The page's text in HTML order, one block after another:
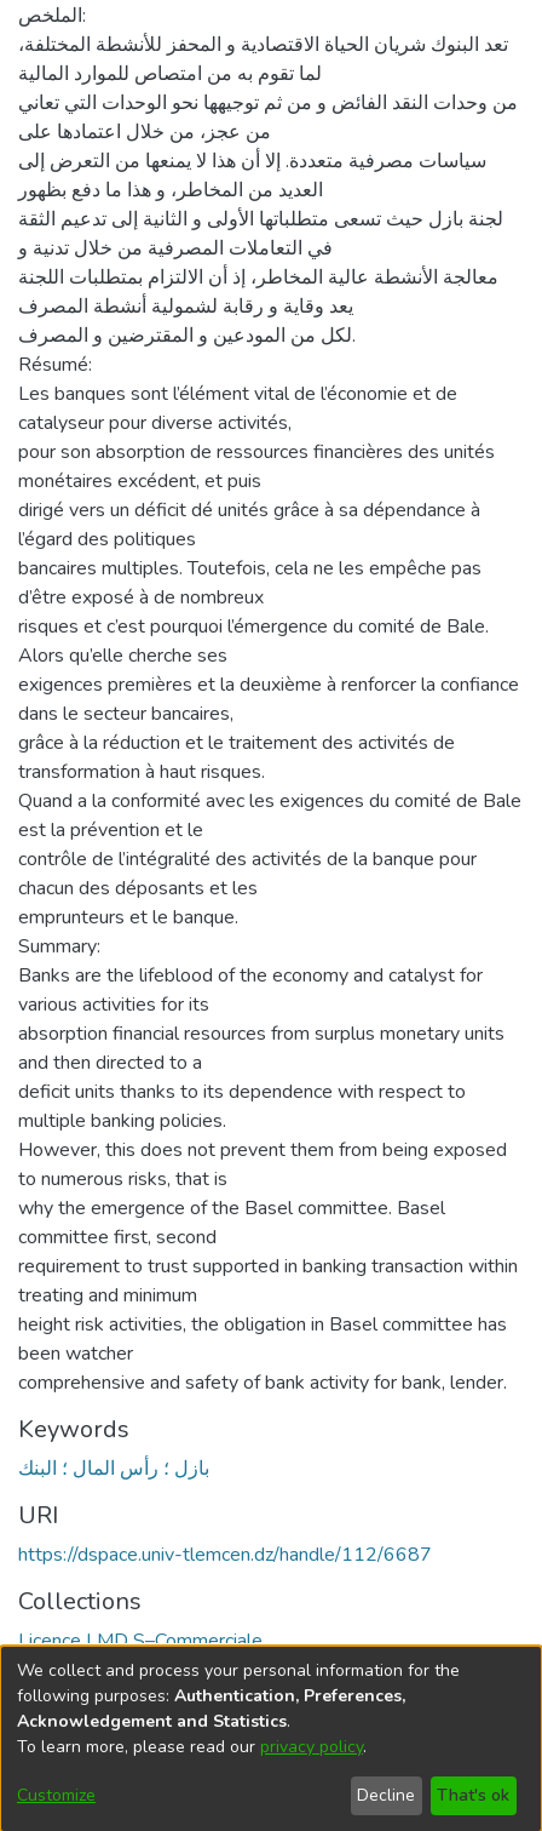
الملخص:
تعد البنوك شريان الحياة الاقتصادية و المحفز للأنشطة المختلفة،
لما تقوم به من امتصاص للموارد المالية
من وحدات النقد الفائض و من ثم توجيهها نحو الوحدات التي تعاني
من عجز، من خلال اعتمادها على
سياسات مصرفية متعددة. إلا أن هذا لا يمنعها من التعرض إلى
العديد من المخاطر، و هذا ما دفع بظهور
لجنة بازل حيث تسعى متطلباتها الأولى و الثانية إلى تدعيم الثقة
في التعاملات المصرفية من خلال تدنية و
معالجة الأنشطة عالية المخاطر، إذ أن الالتزام بمتطلبات اللجنة
يعد وقاية و رقابة لشمولية أنشطة المصرف
لكل من المودعين و المقترضين و المصرف.
Résumé:
Les banques sont l’élément vital de l’économie et de
catalyseur pour diverse activités,
pour son absorption de ressources financières des unités
monétaires excédent, et puis
dirigé vers un déficit dé unités grâce à sa dépendance à
l’égard des politiques
bancaires multiples. Toutefois, cela ne les empêche pas
d’être exposé à de nombreux
risques et c’est pourquoi l’émergence du comité de Bale.
Alors qu’elle cherche ses
exigences premières et la deuxième à renforcer la confiance
dans le secteur bancaires,
grâce à la réduction et le traitement des activités de
transformation à haut risques.
Quand a la conformité avec les exigences du comité de Bale
est la prévention et le
contrôle de l’intégralité des activités de la banque pour
chacun des déposants et les
emprunteurs et le banque.
Summary:
Banks are the lifeblood of the economy and catalyst for
various activities for its
absorption financial resources from surplus monetary units
and then directed to a
deficit units thanks to its dependence with respect to
multiple banking policies.
However, this does not prevent them from being exposed
to numerous risks, that is
why the emergence of the Basel committee. Basel
committee first, second
requirement to trust supported in banking transaction within
treating and minimum
height risk activities, the obligation in Basel committee has
been watcher
comprehensive and safety of bank activity for bank, lender.
Keywords
بازل ؛ رأس المال ؛ البنك
URI
https://dspace.univ-tlemcen.dz/handle/112/6687
Collections
Licence LMD S–Commerciale
Full item page
DSpace softwarecopyright © 2002-2026
Cookie
End User
Agreement
Send
Feedback
We collect and process your personal information for the
following purposes: Authentication, Preferences,
Acknowledgement and Statistics.
To learn more, please read our privacy policy.
Customize Decline That's ok